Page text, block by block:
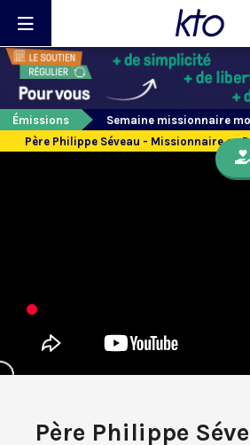
Émissions
Semaine missionnaire
Père Philippe Séveau - Missionnaire en
Père Philippe